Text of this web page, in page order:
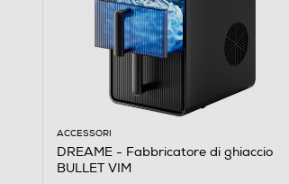
ACCESSORI
DREAME - Fabbricatore di ghiaccio
BULLET VIM